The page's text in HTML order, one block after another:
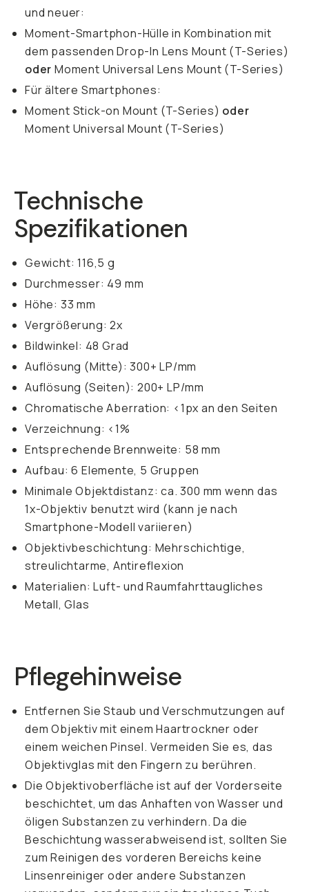
und neuer:
Moment-Smartphon-Hülle in Kombination mit
dem passenden Drop-In Lens Mount (T-Series)
oder Moment Universal Lens Mount (T-Series)
Für ältere Smartphones:
Moment Stick-on Mount (T-Series) oder
Moment Universal Mount (T-Series)
Technische
Spezifikationen
Gewicht: 116,5 g
Durchmesser: 49 mm
Höhe: 33 mm
Vergrößerung: 2x
Bildwinkel: 48 Grad
Auflösung (Mitte): 300+ LP/mm
Auflösung (Seiten): 200+ LP/mm
Chromatische Aberration: <1px an den Seiten
Verzeichnung: <1%
Entsprechende Brennweite: 58 mm
Aufbau: 6 Elemente, 5 Gruppen
Minimale Objektdistanz: ca. 300 mm wenn das
1x-Objektiv benutzt wird (kann je nach
Smartphone-Modell variieren)
Objektivbeschichtung: Mehrschichtige,
streulichtarme, Antireflexion
Materialien: Luft- und Raumfahrttaugliches
Metall, Glas
Pflegehinweise
Entfernen Sie Staub und Verschmutzungen auf
dem Objektiv mit einem Haartrockner oder
einem weichen Pinsel. Vermeiden Sie es, das
Objektivglas mit den Fingern zu berühren.
Die Objektivoberfläche ist auf der Vorderseite
beschichtet, um das Anhaften von Wasser und
öligen Substanzen zu verhindern. Da die
Beschichtung wasserabweisend ist, sollten Sie
zum Reinigen des vorderen Bereichs keine
Linsenreiniger oder andere Substanzen